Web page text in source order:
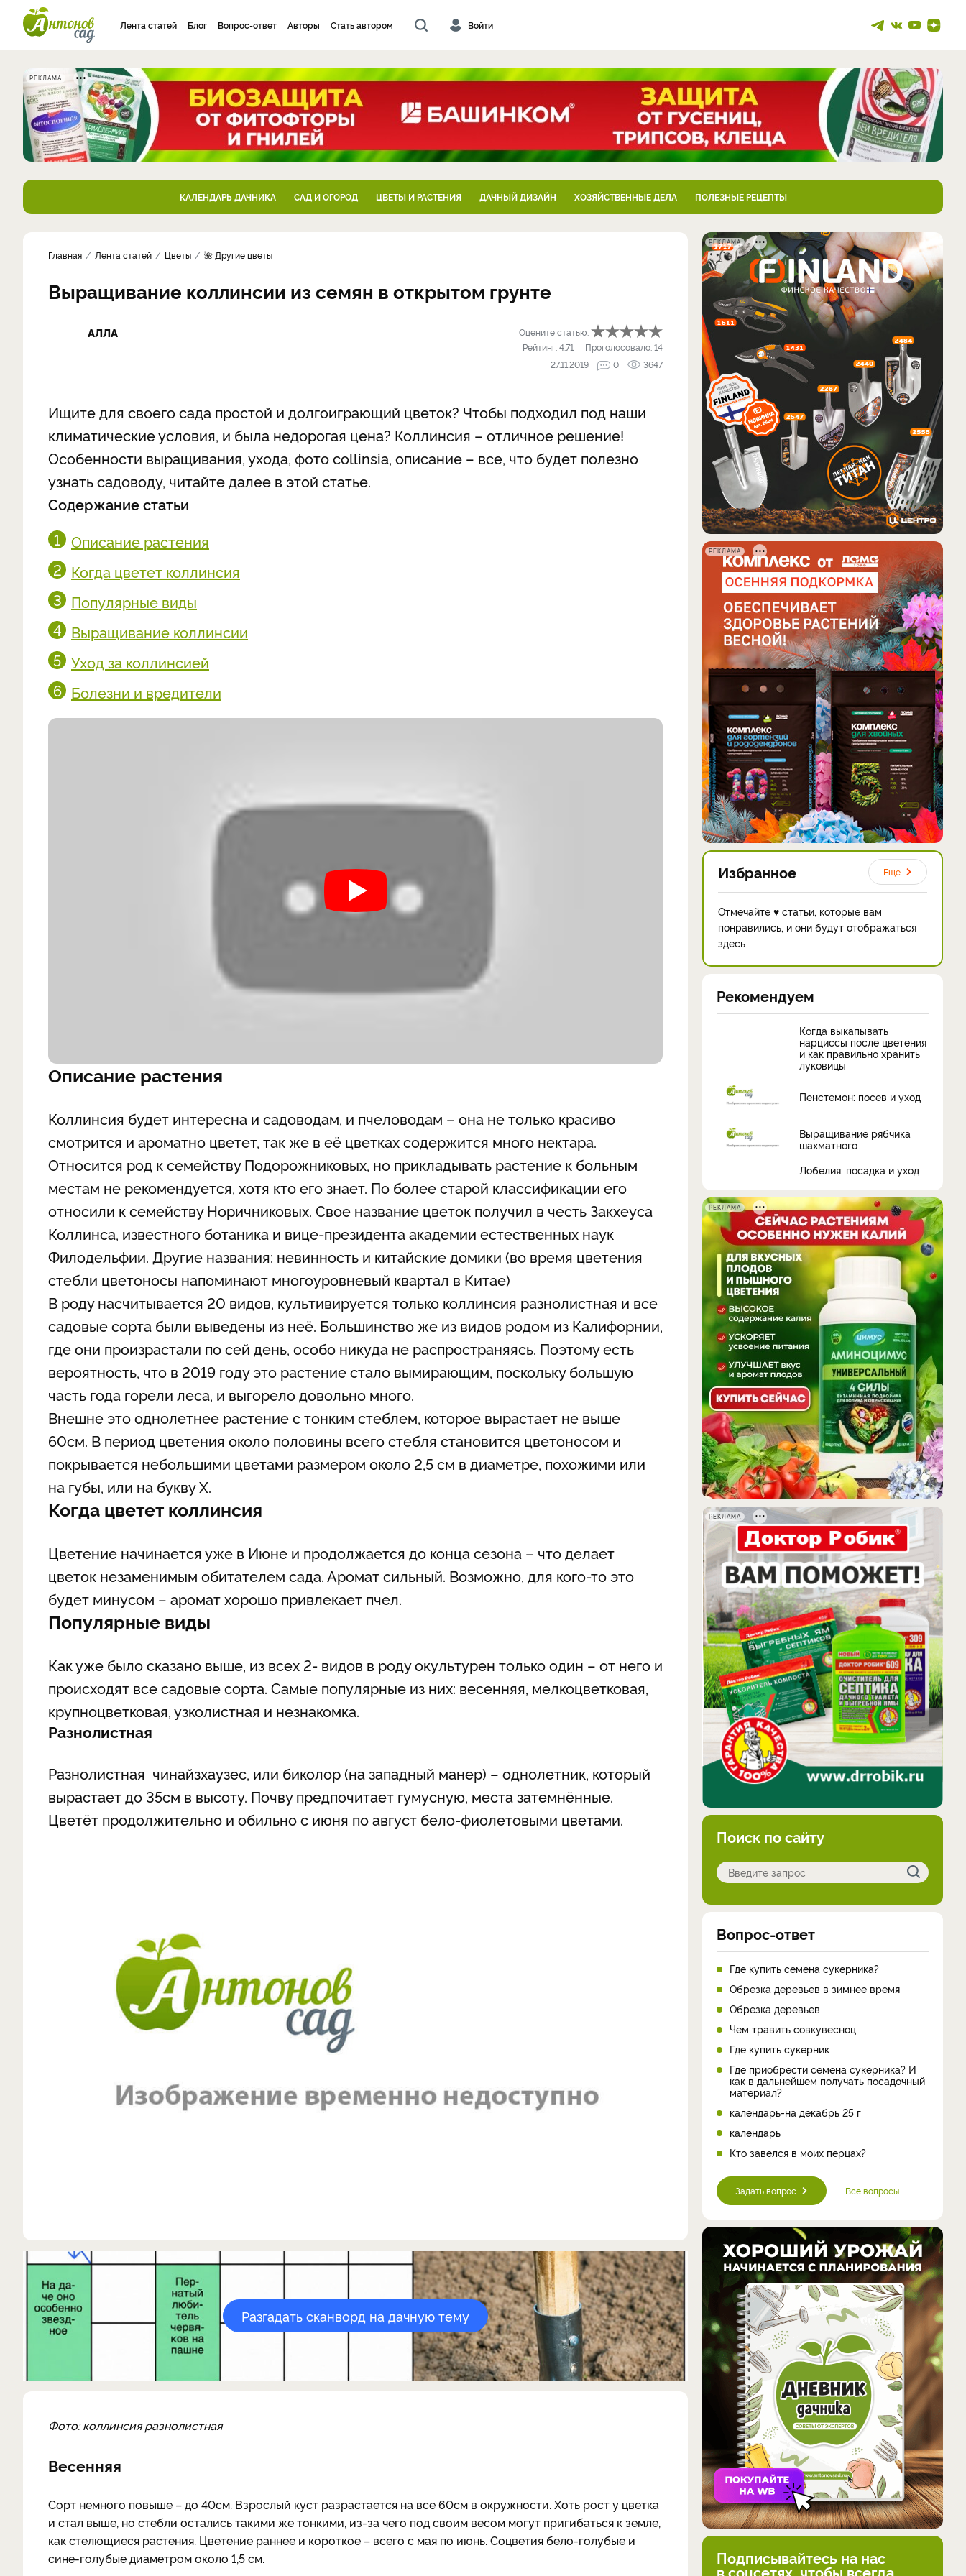
Лента статей Блог Вопрос-ответ Авторы Стать автором Войти
РЕКЛАМА
КАЛЕНДАРЬ ДАЧНИКА САД И ОГОРОД ЦВЕТЫ И РАСТЕНИЯ ДАЧНЫЙ ДИЗАЙН ХОЗЯЙСТВЕННЫЕ ДЕЛА ПОЛЕЗНЫЕ РЕЦЕПТЫ
Главная Лента статей Цветы 🌺 Другие цветы
Выращивание коллинсии из семян в открытом грунте
АЛЛА
Оцените статью:
Рейтинг:4.71 Проголосовало:14
27.11.2019
0 3647
Ищите для своего сада простой и долгоиграющий цветок? Чтобы подходил под наши
климатические условия, и была недорогая цена? Коллинсия – отличное решение!
Особенности выращивания, ухода, фото collinsia, описание – все, что будет полезно
узнать садоводу, читайте далее в этой статье.
Содержание статьи
Описание растения
Когда цветет коллинсия
Популярные виды
Выращивание коллинсии
Уход за коллинсией
Болезни и вредители
Описание растения
Коллинсия будет интересна и садоводам, и пчеловодам – она не только красиво
смотрится и ароматно цветет, так же в её цветках содержится много нектара.
Относится род к семейству Подорожниковых, но прикладывать растение к больным
местам не рекомендуется, хотя кто его знает. По более старой классификации его
относили к семейству Норичниковых. Свое название цветок получил в честь Закхеуса
Коллинса, известного ботаника и вице-президента академии естественных наук
Филодельфии. Другие названия: невинность и китайские домики (во время цветения
стебли цветоносы напоминают многоуровневый квартал в Китае)
В роду насчитывается 20 видов, культивируется только коллинсия разнолистная и все
садовые сорта были выведены из неё. Большинство же из видов родом из Калифорнии,
где они произрастали по сей день, особо никуда не распространяясь. Поэтому есть
вероятность, что в 2019 году это растение стало вымирающим, поскольку большую
часть года горели леса, и выгорело довольно много.
Внешне это однолетнее растение с тонким стеблем, которое вырастает не выше
60см. В период цветения около половины всего стебля становится цветоносом и
покрывается небольшими цветами размером около 2,5 см в диаметре, похожими или
на губы, или на букву Х.
Когда цветет коллинсия
Цветение начинается уже в Июне и продолжается до конца сезона – что делает
цветок незаменимым обитателем сада. Аромат сильный. Возможно, для кого-то это
будет минусом – аромат хорошо привлекает пчел.
Популярные виды
Как уже было сказано выше, из всех 2- видов в роду окультурен только один – от него и
происходят все садовые сорта. Самые популярные из них: весенняя, мелкоцветковая,
крупноцветковая, узколистная и незнакомка.
Разнолистная
Разнолистная чинайзхаузес, или биколор (на западный манер) – однолетник, который
вырастает до 35см в высоту. Почву предпочитает гумусную, места затемнённые.
Цветёт продолжительно и обильно с июня по август бело-фиолетовыми цветами.
Разгадать сканворд на дачную тему
Фото: коллинсия разнолистная
Весенняя
Сорт немного повыше – до 40см. Взрослый куст разрастается на все 60см в окружности. Хоть рост у цветка
и стал выше, но стебли остались такими же тонкими, из-за чего под своим весом могут пригибаться к земле,
как стелющиеся растения. Цветение раннее и короткое – всего с мая по июнь. Соцветия бело-голубые и
сине-голубые диаметром около 1,5 см.
РЕКЛАМА
РЕКЛАМА
Избранное Еще
Отмечайте ♥ статьи, которые вам
понравились, и они будут отображаться
здесь
Рекомендуем
Когда выкапывать
нарциссы после цветения
и как правильно хранить
луковицы
Пенстемон: посев и уход
Выращивание рябчика
шахматного
Лобелия: посадка и уход
РЕКЛАМА
РЕКЛАМА
Поиск по сайту
Вопрос-ответ
Где купить семена сукерника?
Обрезка деревьев в зимнее время
Обрезка деревьев
Чем травить совкувесноц
Где купить сукерник
Где приобрести семена сукерника? И
как в дальнейшем получать посадочный
материал?
календарь-на декабрь 25 г
календарь
Кто завелся в моих перцах?
Задать вопрос Все вопросы
Подписывайтесь на нас
в соцсетях, чтобы всегда